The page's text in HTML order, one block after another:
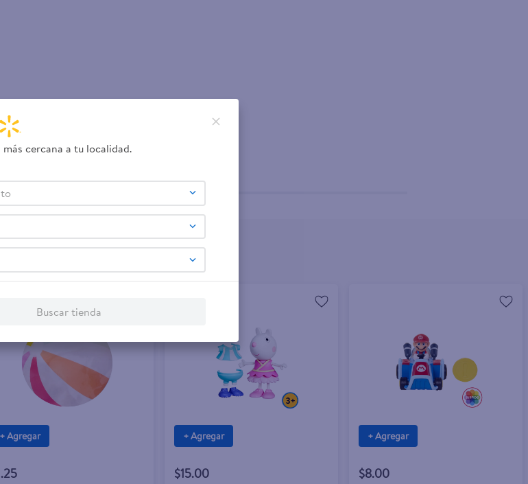
+ Agregar + Agregar
$15.00
+ Agregar
$8.00
cercana a tu localidad.
Buscar tienda